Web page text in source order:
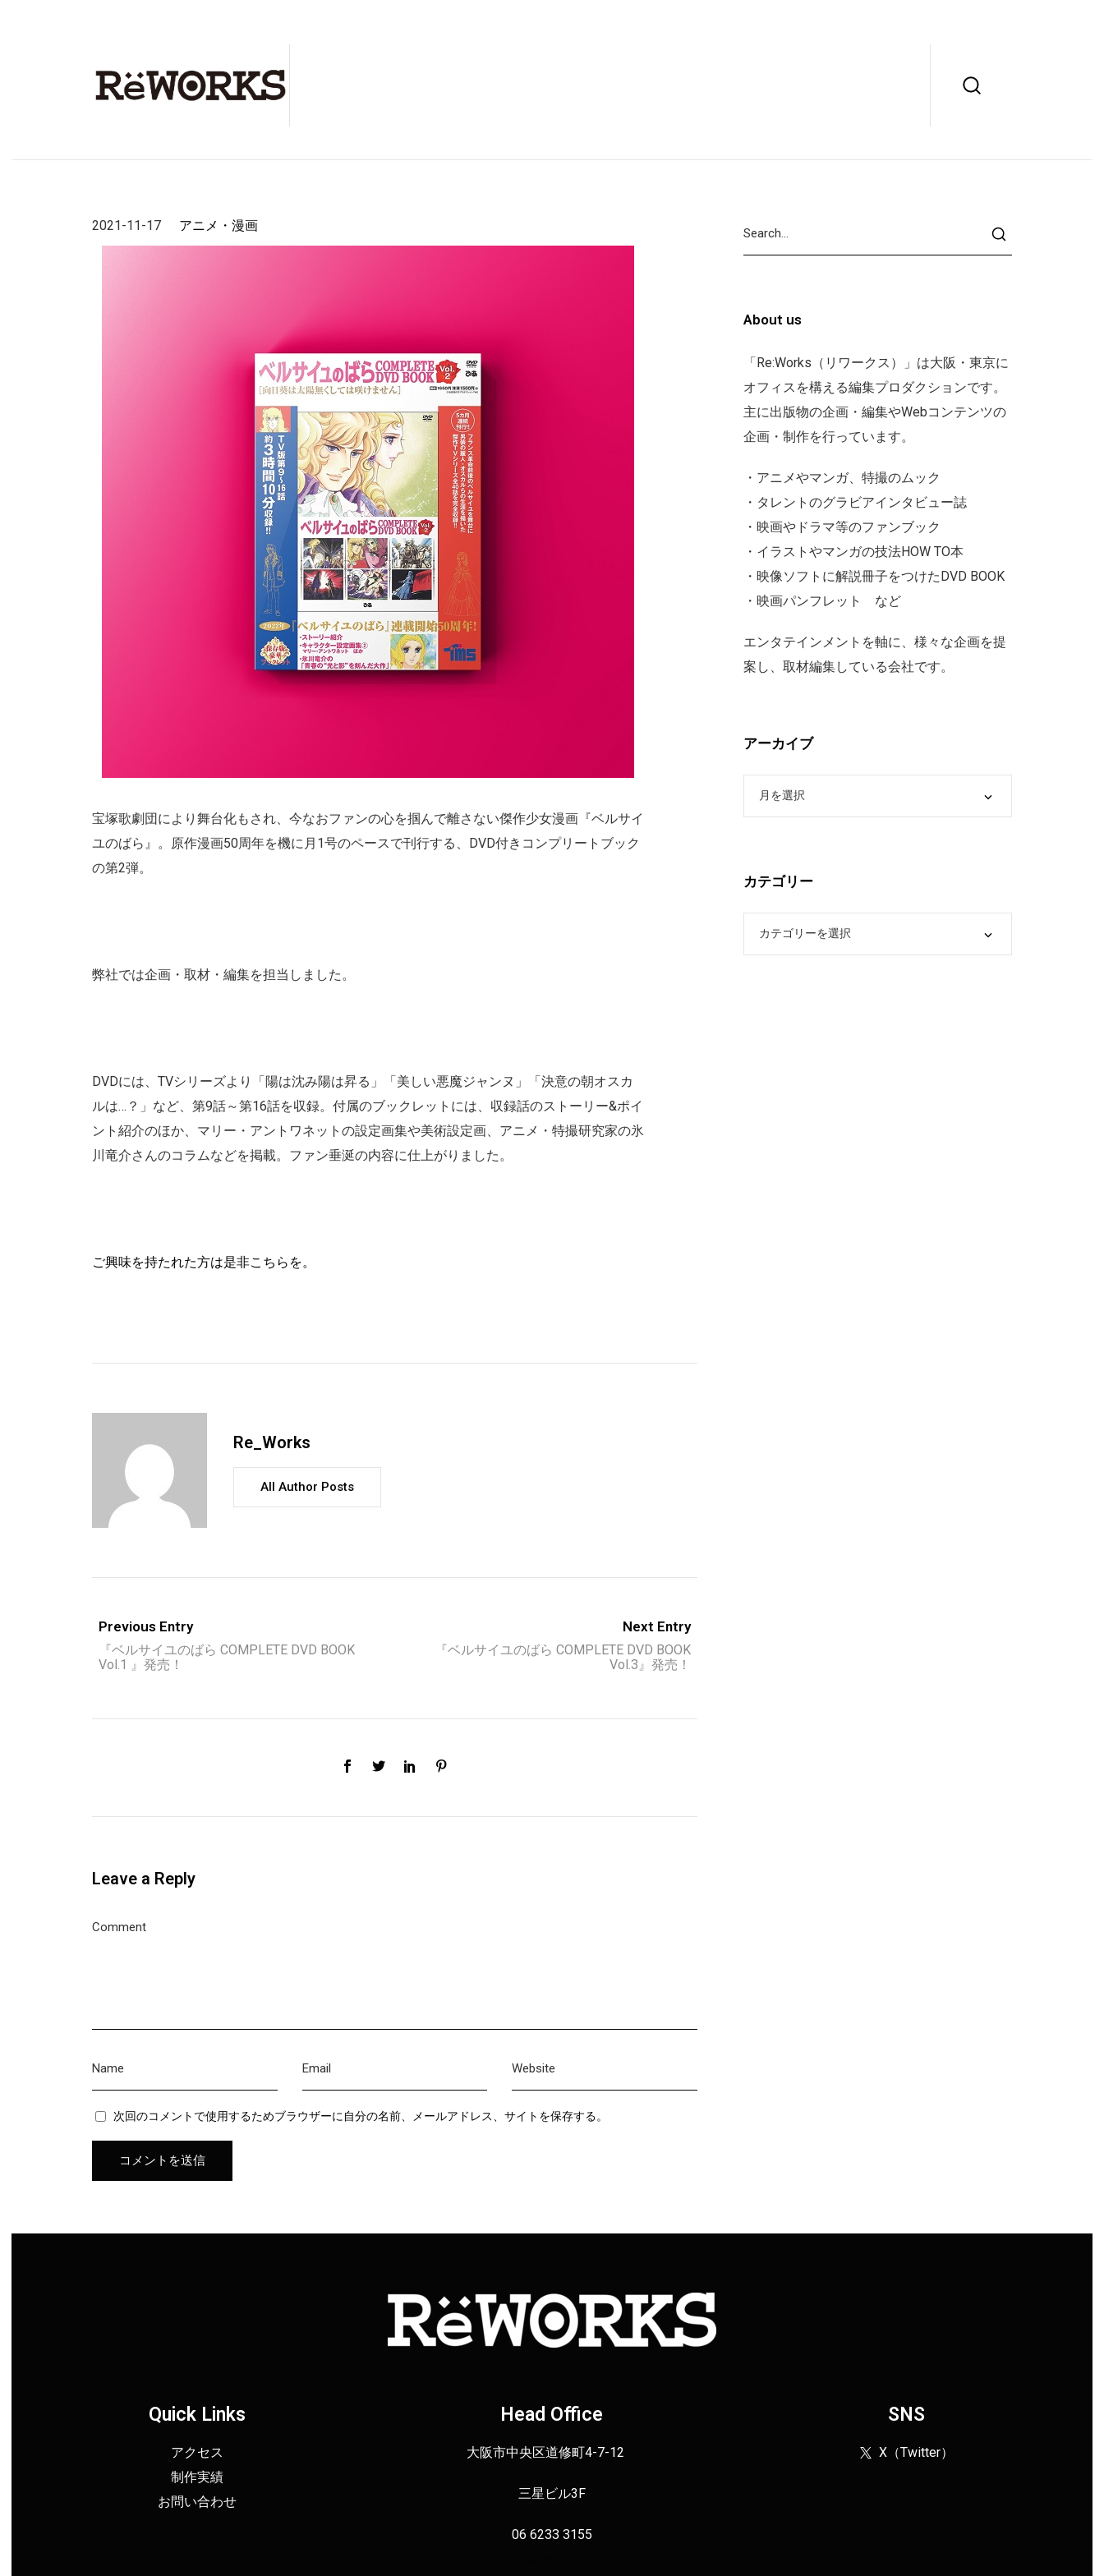
2021-11-17 アニメ・漫画
宝塚歌劇団により舞台化もされ、今なおファンの心を掴んで離さない傑作少女漫画『ベルサイ
ユのばら』。原作漫画50周年を機に月1号のペースで刊行する、DVD付きコンプリートブック
の第2弾。
弊社では企画・取材・編集を担当しました。
DVDには、TVシリーズより「陽は沈み陽は昇る」「美しい悪魔ジャンヌ」「決意の朝オスカ
ルは…？」など、第9話～第16話を収録。付属のブックレットには、収録話のストーリー&ポイ
ント紹介のほか、マリー・アントワネットの設定画集や美術設定画、アニメ・特撮研究家の氷
川竜介さんのコラムなどを掲載。ファン垂涎の内容に仕上がりました。
ご興味を持たれた方は是非こちらを。
Re_Works
All Author Posts
Previous Entry
『ベルサイユのばら COMPLETE DVD BOOK
Vol.1 』発売！
Next Entry
『ベルサイユのばら COMPLETE DVD BOOK
Vol.3』発売！
Leave a Reply
次回のコメントで使用するためブラウザーに自分の名前、メールアドレス、サイトを保存する。
About us
「Re:Works（リワークス）」は大阪・東京に
オフィスを構える編集プロダクションです。
主に出版物の企画・編集やWebコンテンツの
企画・制作を行っています。
・アニメやマンガ、特撮のムック
・タレントのグラビアインタビュー誌
・映画やドラマ等のファンブック
・イラストやマンガの技法HOW TO本
・映像ソフトに解説冊子をつけたDVD BOOK
・映画パンフレット など
エンタテインメントを軸に、様々な企画を提
案し、取材編集している会社です。
アーカイブ
カテゴリー
Quick Links
アクセス
制作実績
お問い合わせ
Head Office
大阪市中央区道修町4-7-12
三星ビル3F
06 6233 3155
SNS
X（Twitter）